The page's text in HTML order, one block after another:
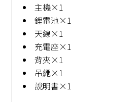
主機×1
鋰電池×1
天線×1
充電座×1
背夾×1
吊繩×1
說明書×1